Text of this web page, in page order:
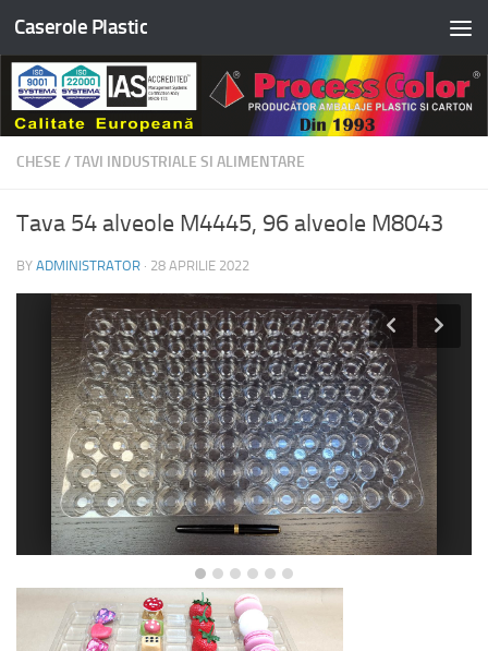
Skip to content
Caserole Plastic
CHESE /TAVI INDUSTRIALE SI ALIMENTARE
Tava 54 alveole M4445, 96 alveole M8043
BY ADMINISTRATOR · 28 APRILIE 2022